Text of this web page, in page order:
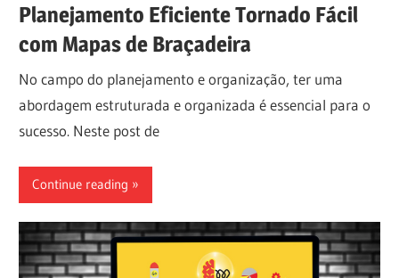
Planejamento Eficiente Tornado Fácil
com Mapas de Braçadeira
No campo do planejamento e organização, ter uma
abordagem estruturada e organizada é essencial para o
sucesso. Neste post de
Continue reading